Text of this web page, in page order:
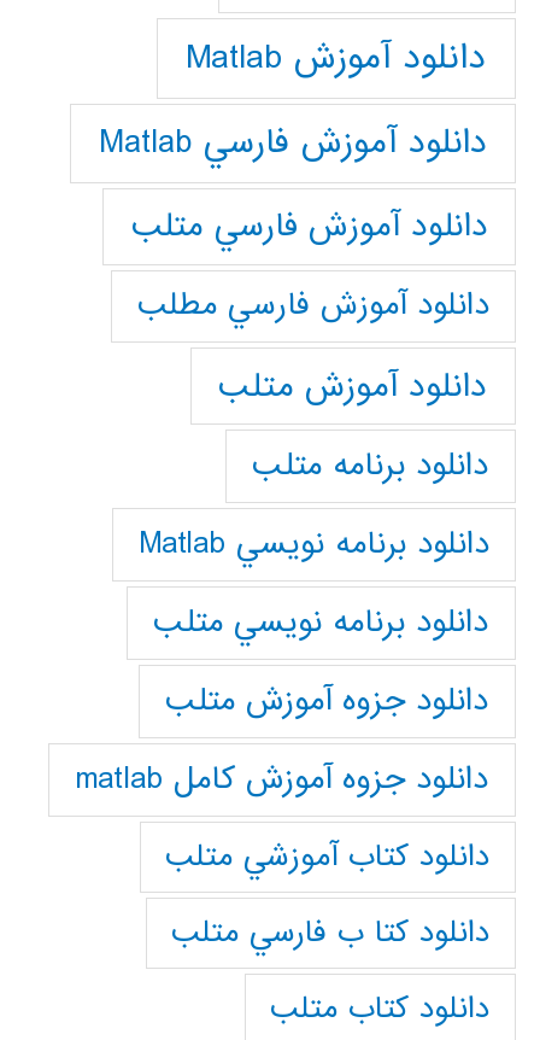
دانلود آموزش Matlab
دانلود آموزش فارسي Matlab
دانلود آموزش فارسي متلب
دانلود آموزش فارسي مطلب
دانلود آموزش متلب
دانلود برنامه متلب
دانلود برنامه نويسي Matlab
دانلود برنامه نويسي متلب
دانلود جزوه آموزش متلب
دانلود جزوه آموزش کامل matlab
دانلود كتاب آموزشي متلب
دانلود كتا ب فارسي متلب
دانلود كتاب متلب